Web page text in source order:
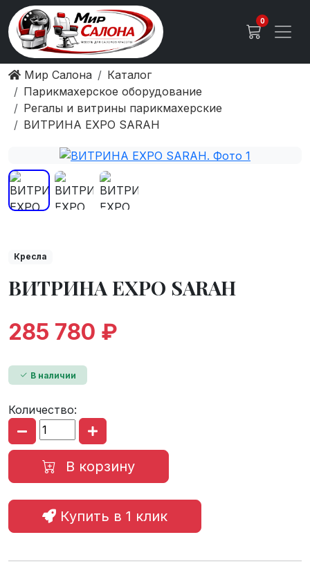
0
Мир Салона
Каталог
Парикмахерское оборудование
Регалы и витрины парикмахерские
ВИТРИНА EXPO SARAH
Кресла
ВИТРИНА EXPO SARAH
285 780 ₽
В наличии
Количество:
В корзину
Купить в 1 клик